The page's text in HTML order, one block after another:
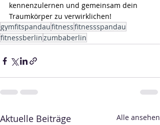
kennenzulernen und gemeinsam dein
Traumkörper zu verwirklichen!
gymfitspandaufitnessfitnessspandau
fitnessberlinzumbaberlin
Aktuelle Beiträge Alle ansehen